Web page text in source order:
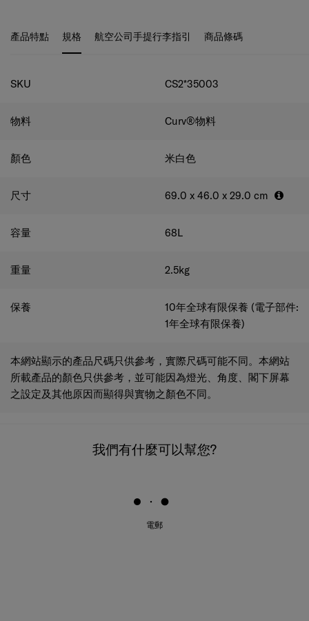
產品特點 規格 航空公司手提行李指引 商品條碼
規格
SKU CS2*35003
物料 Curv®物料
顏色 米白色
尺寸 69.0 x 46.0 x 29.0 cm
容量 68L
重量 2.5kg
保養
10年全球有限保養 (電子部件:
1年全球有限保養)
本網站顯示的產品尺碼只供參考，實際尺碼可能不同。本網站
所載產品的顏色只供參考，並可能因為燈光、角度、閣下屏幕
之設定及其他原因而顯得與實物之顏色不同。
我們有什麼可以幫您?
電郵